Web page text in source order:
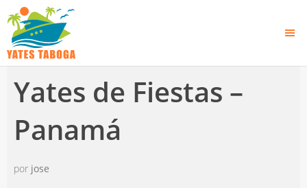
Yates de Fiestas –
Panamá
por jose